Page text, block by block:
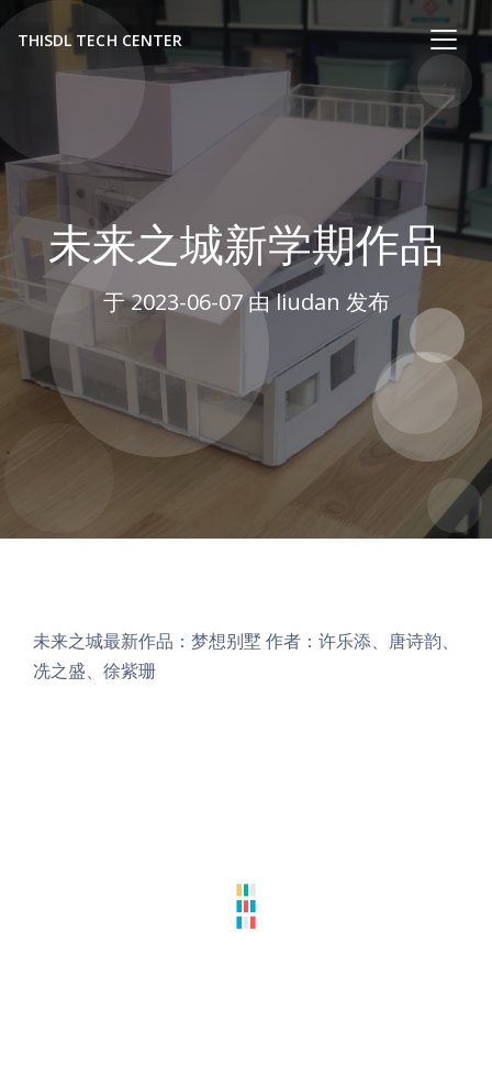
THISDL TECH CENTER
未来之城新学期作品
于2023-06-07由 liudan 发布
未来之城最新作品：梦想别墅 作者：许乐添、唐诗韵、
冼之盛、徐紫珊